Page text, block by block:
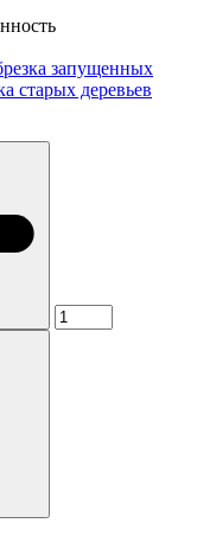
запущенных
старых деревьев